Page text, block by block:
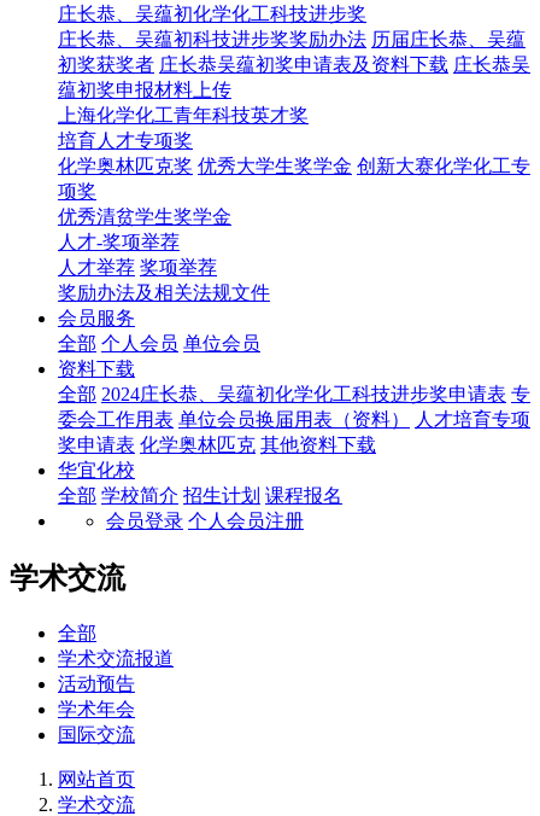
庄长恭、吴蕴初化学化工科技进步奖
庄长恭、吴蕴初科技进步奖奖励办法 历届庄长恭、吴蕴
初奖获奖者 庄长恭吴蕴初奖申请表及资料下载 庄长恭吴
蕴初奖申报材料上传
上海化学化工青年科技英才奖
培育人才专项奖
化学奥林匹克奖 优秀大学生奖学金 创新大赛化学化工专
项奖
优秀清贫学生奖学金
人才-奖项举荐
人才举荐 奖项举荐
奖励办法及相关法规文件
会员服务
全部 个人会员 单位会员
资料下载
全部 2024庄长恭、吴蕴初化学化工科技进步奖申请表 专
委会工作用表 单位会员换届用表（资料）
人才培育专项
奖申请表 化学奥林匹克 其他资料下载
华宜化校
全部 学校简介 招生计划 课程报名
会员登录 个人会员注册
学术交流
全部
学术交流报道
活动预告
学术年会
国际交流
网站首页
学术交流